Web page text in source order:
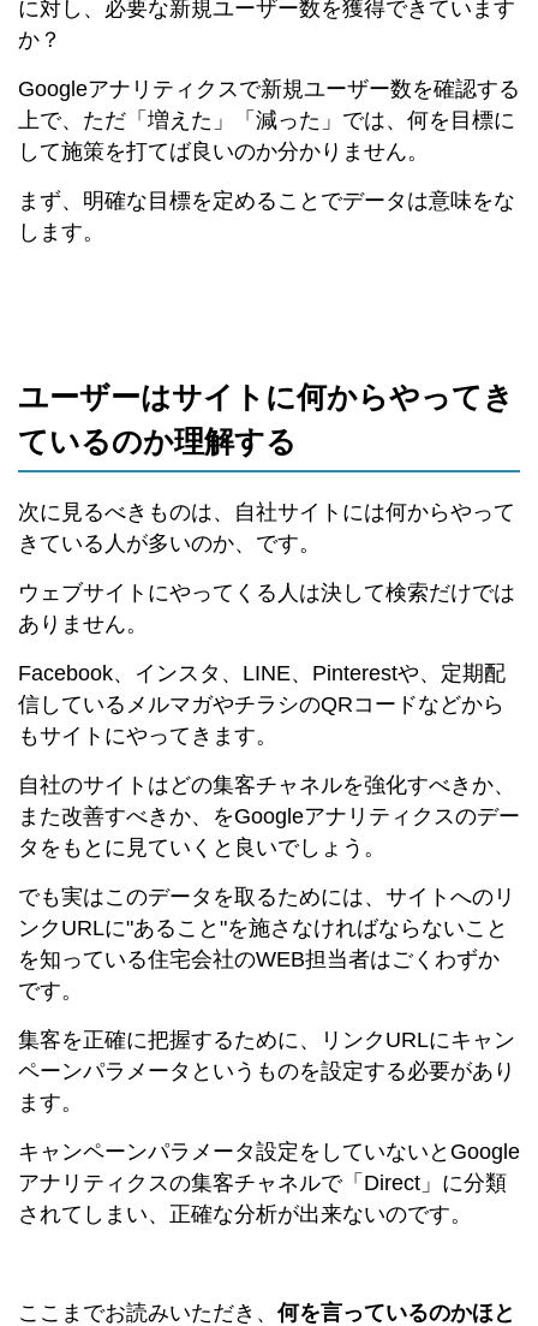
に対し、必要な新規ユーザー数を獲得できています
か？
Googleアナリティクスで新規ユーザー数を確認する
上で、ただ「増えた」「減った」では、何を目標に
して施策を打てば良いのか分かりません。
まず、明確な目標を定めることでデータは意味をな
します。
ユーザーはサイトに何からやってき
ているのか理解する
次に見るべきものは、自社サイトには何からやって
きている人が多いのか、です。
ウェブサイトにやってくる人は決して検索だけでは
ありません。
Facebook、インスタ、LINE、Pinterestや、定期配
信しているメルマガやチラシのQRコードなどから
もサイトにやってきます。
自社のサイトはどの集客チャネルを強化すべきか、
また改善すべきか、をGoogleアナリティクスのデー
タをもとに見ていくと良いでしょう。
でも実はこのデータを取るためには、サイトへのリ
ンクURLに"あること"を施さなければならないこと
を知っている住宅会社のWEB担当者はごくわずか
です。
集客を正確に把握するために、リンクURLにキャン
ペーンパラメータというものを設定する必要があり
ます。
キャンペーンパラメータ設定をしていないとGoogle
アナリティクスの集客チャネルで「Direct」に分類
されてしまい、正確な分析が出来ないのです。
ここまでお読みいただき、 何を言っているのかほと